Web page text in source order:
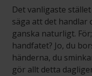
Det vanligaste
säga att det handlar
ganska naturligt.
handfatet? Jo, du
händerna, du
gör allt detta